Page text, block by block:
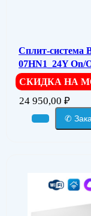
Сплит-система
07HN1_24Y On/
СКИДКА НА
24 950,00 ₽
✆